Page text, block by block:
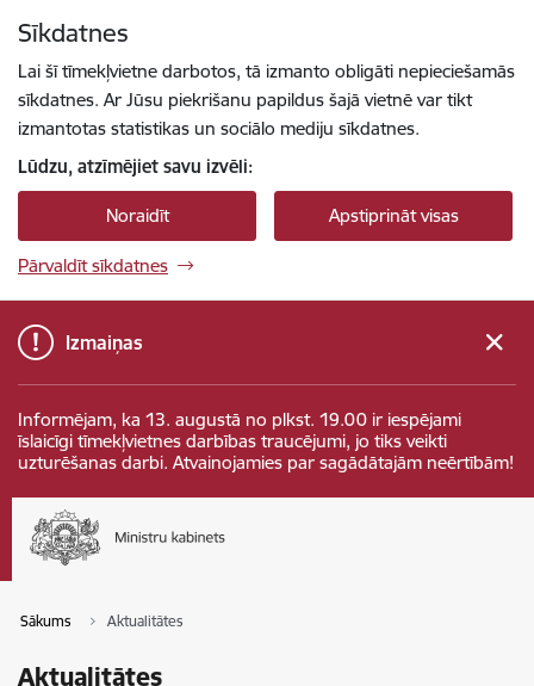
Sīkdatnes
Lai šī tīmekļvietne darbotos, tā izmanto obligāti nepieciešamās
sīkdatnes. Ar Jūsu piekrišanu papildus šajā vietnē var tikt
izmantotas statistikas un sociālo mediju sīkdatnes.
Lūdzu, atzīmējiet savu izvēli:
Noraidīt Apstiprināt visas
Pārvaldīt sīkdatnes
Izmaiņas
Informējam, ka 13. augustā no plkst. 19.00 ir iespējami
īslaicīgi tīmekļvietnes darbības traucējumi, jo tiks veikti
uzturēšanas darbi. Atvainojamies par sagādātajām neērtībām!
Sākums Aktualitātes
Aktualitātes